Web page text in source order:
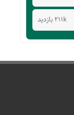
211k بازدید